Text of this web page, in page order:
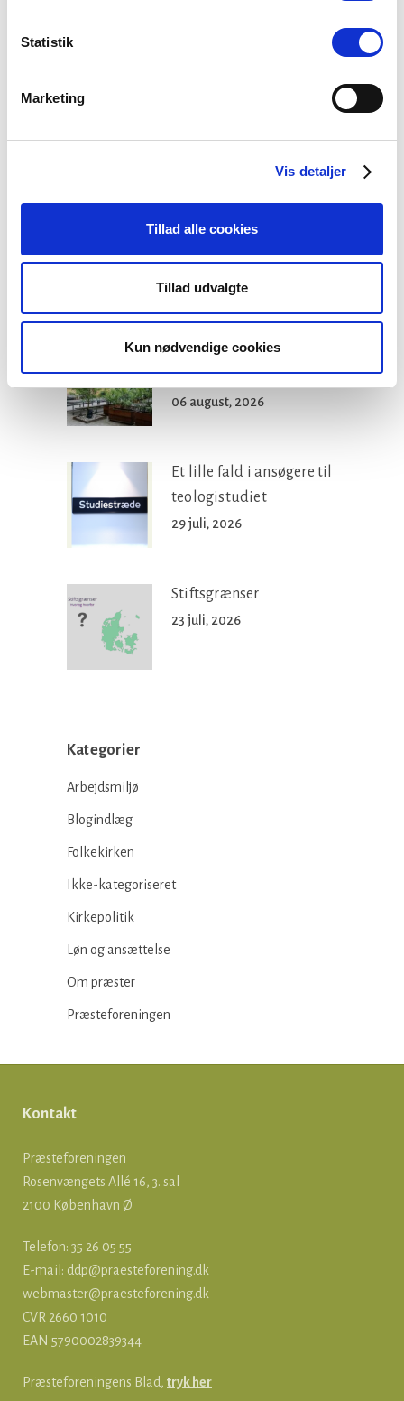
Statistik
Marketing
Vis detaljer
Tillad alle cookies
Tillad udvalgte
Kun nødvendige cookies
Resultater og anbefalinger forventes at ligge
Seneste nyheder
Konsulent i
Præsteforeningen
06 august, 2026
Et lille fald i ansøgere til
teologistudiet
29 juli, 2026
Stiftsgrænser
23 juli, 2026
Kategorier
Arbejdsmiljø
Blogindlæg
Folkekirken
Ikke-kategoriseret
Kirkepolitik
Løn og ansættelse
Om præster
Præsteforeningen
Kontakt
Præsteforeningen
Rosenvængets Allé 16, 3. sal
2100 København Ø
Telefon: 35 26 05 55
E-mail: ddp@praesteforening.dk
webmaster@praesteforening.dk
CVR 2660 1010
EAN 5790002839344
Præsteforeningens Blad, tryk her